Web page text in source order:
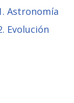
Astronomía
Evolución